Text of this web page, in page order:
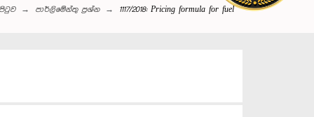
පාර්ලි‌මේන්තු‌ ප්‍රශ්න 1117/2018: Pricing formula for fuel